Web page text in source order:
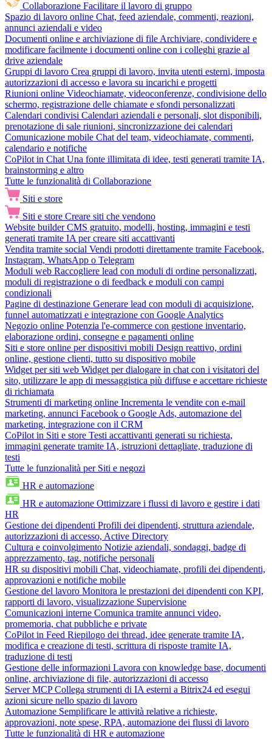
Collaborazione Facilitare il lavoro di gruppo
Spazio di lavoro online Chat, feed aziendale, commenti, reazioni,
annunci aziendali e video
Documenti online e archiviazione di file Archiviare, condividere e
modificare facilmente i documenti online con i colleghi grazie al
drive aziendale
Gruppi di lavoro Crea gruppi di lavoro, invita utenti esterni, imposta
autorizzazioni di accesso e lavora su incarichi e progetti
Riunioni online Videochiamate, videoconferenze, condivisione dello
schermo, registrazione delle chiamate e sfondi personalizzati
Calendari condivisi Calendari aziendali e personali, slot disponibili,
prenotazione di sale riunioni, sincronizzazione dei calendari
Comunicazione mobile Chat del team, videochiamate, commenti,
calendario e notifiche
CoPilot in Chat Una fonte illimitata di idee, testi generati tramite IA,
brainstorming e altro
Tutte le funzionalità di Collaborazione
Siti e store
Siti e store Creare siti che vendono
Website builder CMS gratuito, modelli, hosting, immagini e testi
generati tramite IA per creare siti accattivanti
Vendita tramite social Vendi prodotti direttamente tramite Facebook,
Instagram, WhatsApp o Telegram
Moduli web Raccogliere lead con moduli di ordine personalizzati,
moduli di registrazione o di feedback e moduli con campi
condizionali
Pagine di destinazione Generare lead con moduli di acquisizione,
funnel automatizzati e integrazione con Google Analytics
Negozio online Potenzia l'e-commerce con gestione inventario,
elaborazione ordini, consegne e pagamenti online
Siti e store online per dispositivi mobili Design reattivo, ordini
online, gestione clienti, tutto su dispositivo mobile
Widget per siti web Widget per dialogare in chat con i visitatori del
sito, utilizzare le app di messaggistica più diffuse e accettare richieste
di richiamata
Strumenti di marketing online Incrementa le vendite con e-mail
marketing, annunci Facebook o Google Ads, automazione del
marketing, integrazione con il CRM
CoPilot in Siti e store Testi accattivanti generati su richiesta,
immagini generate tramite IA, istruzioni dettagliate, traduzione di
testi
Tutte le funzionalità per Siti e negozi
HR e automazione
HR e automazione Ottimizzare i flussi di lavoro e gestire i dati
HR
Gestione dei dipendenti Profili dei dipendenti, struttura aziendale,
autorizzazioni di accesso, Active Directory
Cultura e coinvolgimento Notizie aziendali, sondaggi, badge di
apprezzamento, tag, notifiche personali
HR su dispositivi mobili Chat, videochiamate, profili dei dipendenti,
approvazioni e notifiche mobile
Gestione del lavoro Monitora le prestazioni dei dipendenti con KPI,
rapporti di lavoro, visualizzazione Supervisione
Comunicazioni interne Comunica tramite annunci video,
promemoria, chat pubbliche e private
CoPilot in Feed Riepilogo dei thread, idee generate tramite IA,
modifica e creazione di testi, scrittura di risposte tramite IA,
traduzione di testi
Gestione delle informazioni Lavora con knowledge base, documenti
online, archiviazione di file, autorizzazioni di accesso
Server MCP Collega strumenti di IA esterni a Bitrix24 ed esegui
azioni sicure nello spazio di lavoro
Automazione Semplificare le attività relative a richieste,
approvazioni, note spese, RPA, automazione dei flussi di lavoro
Tutte le funzionalità di HR e automazione